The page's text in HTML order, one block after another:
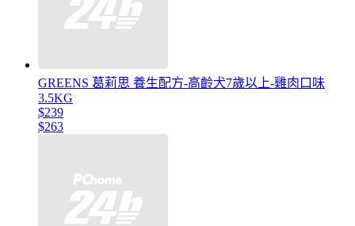
GREENS 葛莉思 養生配方-高齡犬7歲以上-雞肉口味
3.5KG
$239
$263